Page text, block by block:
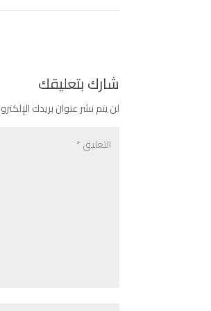
شارك بتعليقك
لن يتم نشر عنوان بريدك